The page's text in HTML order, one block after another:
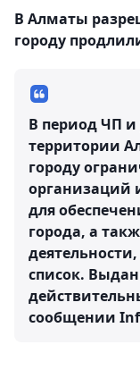
В Алматы
городу
В период ЧП и
территории
городу
организаций
для
города, а
список.
сообщении